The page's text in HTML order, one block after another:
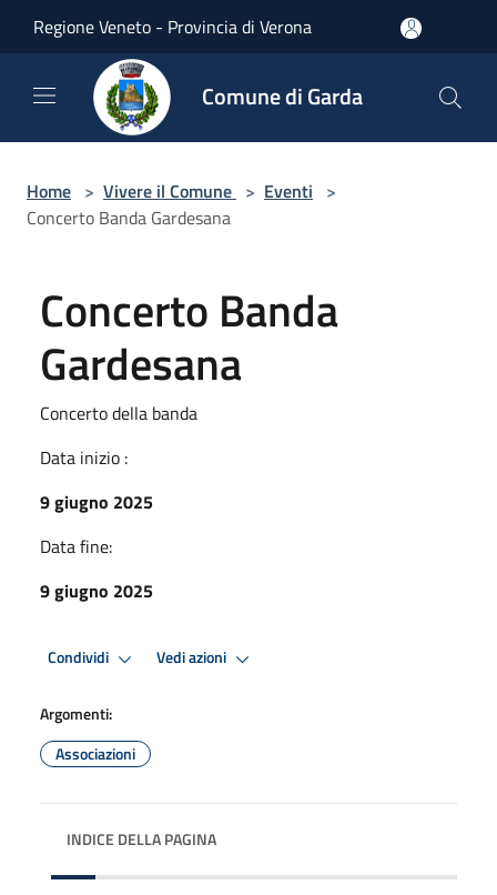
Regione Veneto - Provincia di Verona
Comune di Garda
Home > Vivere il Comune > Eventi >
Concerto Banda Gardesana
Concerto Banda
Gardesana
Concerto della banda
Data inizio :
9 giugno 2025
Data fine:
9 giugno 2025
Condividi Vedi azioni
Argomenti:
Associazioni
INDICE DELLA PAGINA